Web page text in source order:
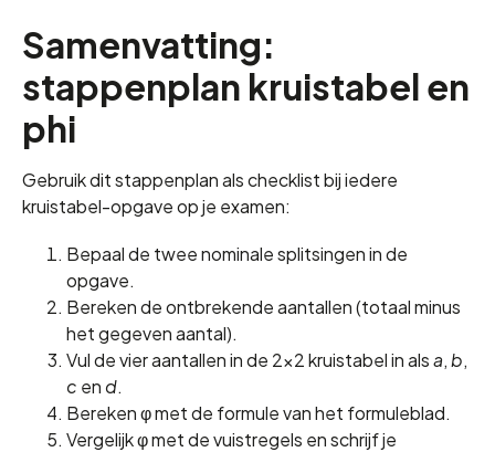
Samenvatting:
stappenplan kruistabel en
phi
Gebruik dit stappenplan als checklist bij iedere
kruistabel-opgave op je examen:
Bepaal de twee nominale splitsingen in de
opgave.
Bereken de ontbrekende aantallen (totaal minus
het gegeven aantal).
Vul de vier aantallen in de 2×2 kruistabel in alsa,b,
c en d.
Bereken φ met de formule van het formuleblad.
Vergelijk φ met de vuistregels en schrijf je